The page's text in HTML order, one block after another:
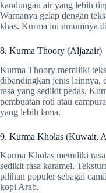
kandungan air yang lebih
Warnanya gelap dengan
khas. Kurma ini umumnya
8. Kurma Thoory (Aljazair)
Kurma Thoory memiliki
dibandingkan jenis lainnya,
rasa yang sedikit pedas.
pembuatan roti atau
yang lebih lama.
9. Kurma Kholas (Kuwait,
Kurma Kholas memiliki
sedikit rasa karamel.
pilihan populer sebagai
kopi Arab.